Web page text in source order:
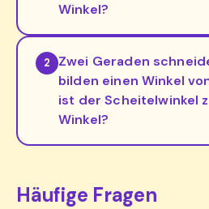
Winkel?
2
Zwei Geraden
bilden einen Winkel
ist der Scheitelwinkel
Winkel?
Häufige Fragen